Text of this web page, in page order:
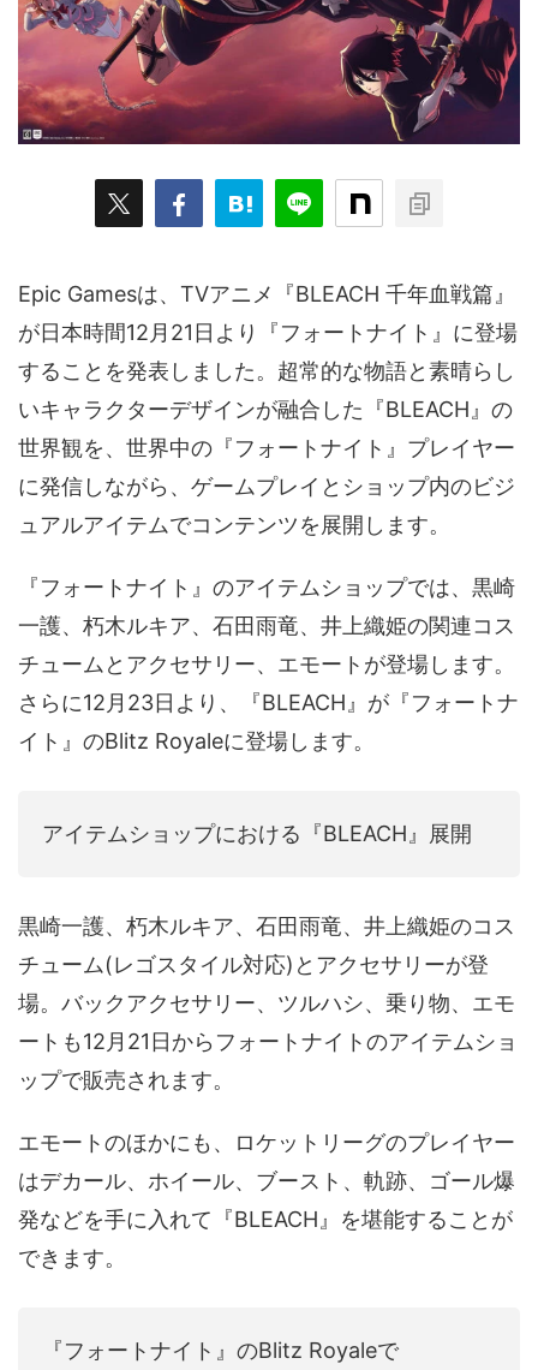
PR/提供 Roblox Steam VRChat
にじさんじ アウトドア アプリ
アミューズメント イベント オーディション
キャンペーン クラウドファンディング
ソーシャルVR デジモノ バーチャルYouTuber
仮想通貨/NFT 季節 映画 東京 東雲めぐ
海外 演劇・舞台 特集企画 生成AI
Epic Gamesは、TVアニメ『BLEACH 千年血戦篇』
が日本時間12月21日より『フォートナイト』に登場
することを発表しました。超常的な物語と素晴らし
いキャラクターデザインが融合した『BLEACH』の
世界観を、世界中の『フォートナイト』プレイヤー
に発信しながら、ゲームプレイとショップ内のビジ
ュアルアイテムでコンテンツを展開します。
『フォートナイト』のアイテムショップでは、黒崎
一護、朽木ルキア、石田雨竜、井上織姫の関連コス
チュームとアクセサリー、エモートが登場します。
さらに12月23日より、『BLEACH』が『フォートナ
イト』のBlitz Royaleに登場します。
アイテムショップにおける『BLEACH』展開
黒崎一護、朽木ルキア、石田雨竜、井上織姫のコス
チューム(レゴスタイル対応)とアクセサリーが登
場。バックアクセサリー、ツルハシ、乗り物、エモ
ートも12月21日からフォートナイトのアイテムショ
ップで販売されます。
エモートのほかにも、ロケットリーグのプレイヤー
はデカール、ホイール、ブースト、軌跡、ゴール爆
発などを手に入れて『BLEACH』を堪能することが
できます。
『フォートナイト』のBlitz Royaleで